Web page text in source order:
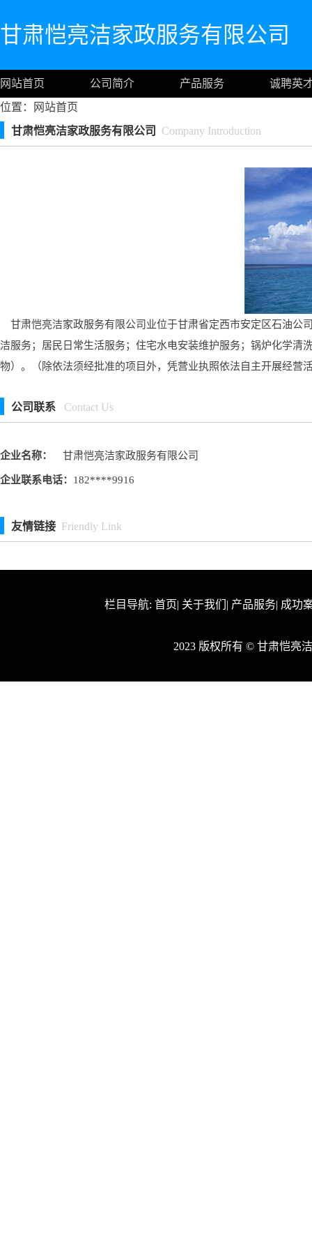
甘肃恺亮洁家政服务有限公司
网站首页 公司简介 产品服务
诚聘英
位置：
网站首页
甘肃恺亮洁家政服务有限公司
Company Introduction
甘肃恺亮洁家政服务有限公司业位于甘肃省定西市安定区石油公
洁服务；居民日常生活服务；住宅水电安装维护服务；锅炉化学
物）。（除依法须经批准的项目外，凭营业执照依法自主开展经营
公司联系 Contact Us
企业名称： 甘肃恺亮洁家政服务有限公司
企业联系电话： 182****9916
友情链接 Friendly Link
栏目导航: 首页| 关于我们 | 产品服务| 成功
2023 版权所有 © 甘肃恺亮